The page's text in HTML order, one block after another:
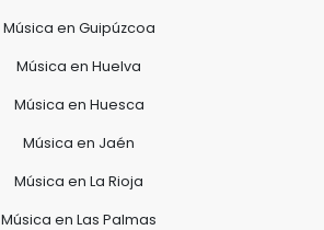
Música en Guipúzcoa
Música en Huelva
Música en Huesca
Música en Jaén
Música en La Rioja
Música en Las Palmas